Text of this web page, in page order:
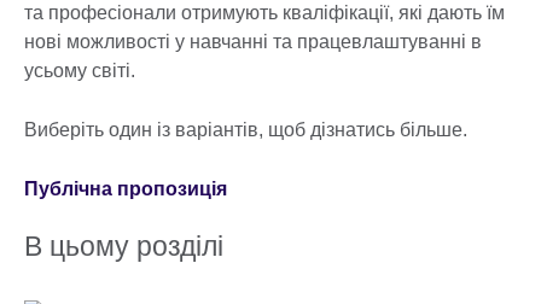
та професіонали отримують кваліфікації, які дають їм
нові можливості у навчанні та працевлаштуванні в
усьому світі.
Виберіть один із варіантів, щоб дізнатись більше.
Публічна пропозиція
В цьому розділі